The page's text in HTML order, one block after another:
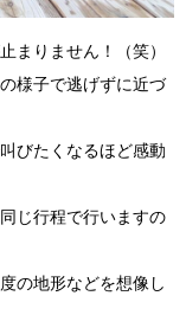
まりません！（笑）
様子で逃げずに近づ
びたくなるほど感動
じ行程で行いますの
の地形などを想像し